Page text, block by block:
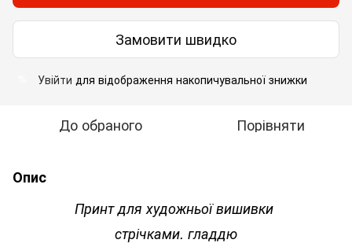
Замовити швидко
Увійти для відображення накопичувальної знижки
До обраного Порівняти
Опис
Принт для художньої вишивки
стрічками. гладдю